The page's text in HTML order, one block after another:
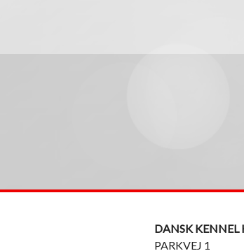
DANSK KENNEL
PARKVEJ 1